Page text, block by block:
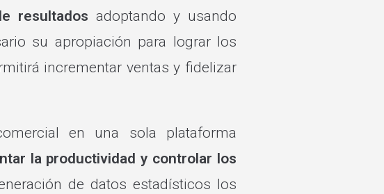
resultados adoptando y usando
su apropiación para lograr los
incrementar ventas y fidelizar
en una sola plataforma
la productividad y controlar los
de datos estadísticos los